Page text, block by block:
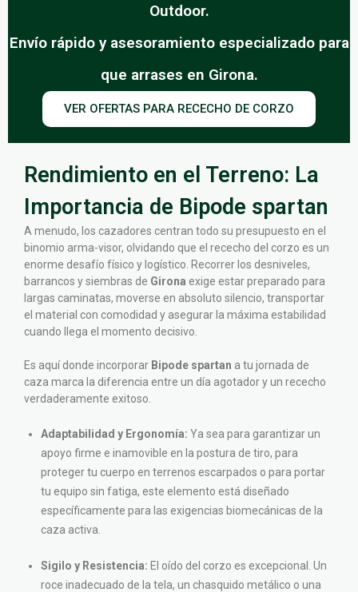
Outdoor.
Envío rápido y asesoramiento especializado para
que arrases en Girona.
VER OFERTAS PARA RECECHO DE CORZO
Rendimiento en el Terreno: La
Importancia de Bipode spartan
A menudo, los cazadores centran todo su presupuesto en el
binomio arma-visor, olvidando que el rececho del corzo es un
enorme desafío físico y logístico. Recorrer los desniveles,
barrancos y siembras de Girona exige estar preparado para
largas caminatas, moverse en absoluto silencio, transportar
el material con comodidad y asegurar la máxima estabilidad
cuando llega el momento decisivo.
Es aquí donde incorporar Bipode spartan a tu jornada de
caza marca la diferencia entre un día agotador y un rececho
verdaderamente exitoso.
Adaptabilidad y Ergonomía: Ya sea para garantizar un
apoyo firme e inamovible en la postura de tiro, para
proteger tu cuerpo en terrenos escarpados o para portar
tu equipo sin fatiga, este elemento está diseñado
específicamente para las exigencias biomecánicas de la
caza activa.
Sigilo y Resistencia: El oído del corzo es excepcional. Un
roce inadecuado de la tela, un chasquido metálico o una